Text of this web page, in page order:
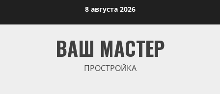
8 августа 2026
ВАШ МАСТЕР
ПРОСТРОЙКА